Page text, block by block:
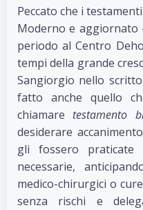
Peccato che i
Moderno e aggiornato
periodo al Centro
tempi della grande
Sangiorgio nello
fatto anche quello
chiamare testamento
desiderare
gli fossero praticate
necessarie,
medico-chirurgici o
senza rischi e